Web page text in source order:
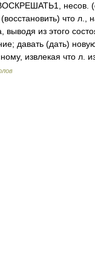
несов.
что л.,
выводя из этого
давать (дать)
извлекая что